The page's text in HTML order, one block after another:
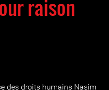
raison
des droits humains Nasim